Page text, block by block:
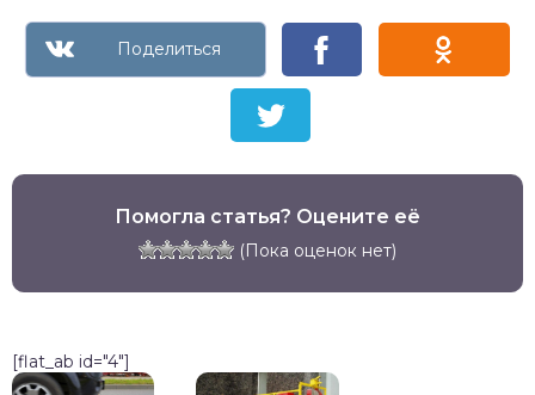
Помогла статья? Оцените её
(Пока оценок нет)
[flat_ab id="4"]